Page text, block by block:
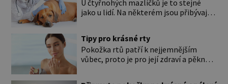
U čtyřnohých mazlíčků je to stejné
jako u lidí. Na některém jsou přibývající
Přesto byste si měli staršího psa více
všímat, aby vám neunikly důležité
signály, že něco není v pořádku. Včasná
život. Hůře tráví U starších […]
Tipy pro krásné rty
Pokožka rtů patří k nejjemnějším
vůbec, proto je pro její zdraví a pěkný